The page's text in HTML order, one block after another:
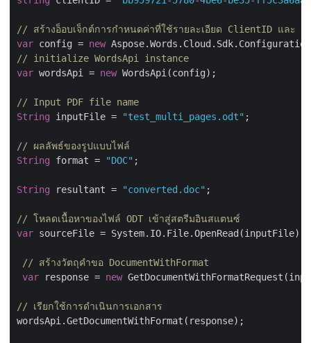
// สร้างอ็อบเจ็กต์การกำหนดค่าที่ใช้รายละเอียด ClientID และ
var config = new
// initialize WordsApi instance
var wordsApi = new WordsApi(config);
// Input PDF file name
String inputFile = "test_multi_pages.odt" ;
// ผลลัพธ์ของรูปแบบไฟล์
String format = "DOC" ;
String resultant = "converted.doc" ;
// โหลดเนื้อหาของไฟล์ ODT เข้าสู่สตรีมอินสแตนซ์
var sourceFile = System.IO.File.OpenRead(inputFile);
// สร้างวัตถุคำขอ DocumentWithFormat
var response = new
// เรียกใช้การดำเนินการเอกสาร
wordsApi.GetDocumentWithFormat(response);